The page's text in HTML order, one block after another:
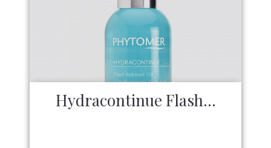
Hydracontinue Flash...